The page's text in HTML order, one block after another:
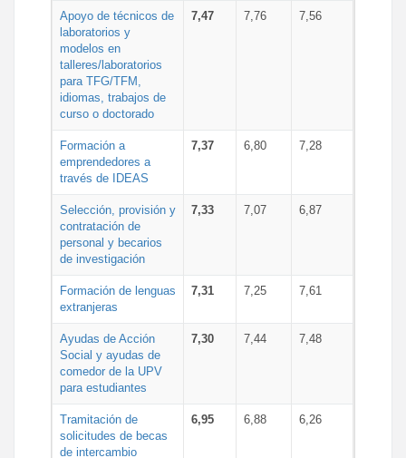
Apoyo de técnicos de
laboratorios y
modelos en
talleres/laboratorios
para TFG/TFM,
idiomas, trabajos de
curso o doctorado
7,47 7,76 7,56
Formación a
emprendedores a
través de IDEAS
7,37 6,80 7,28
Selección, provisión y
contratación de
personal y becarios
de investigación
7,33 7,07 6,87
Formación de lenguas
extranjeras
7,31 7,25 7,61
Ayudas de Acción
Social y ayudas de
comedor de la UPV
para estudiantes
7,30 7,44 7,48
Tramitación de
solicitudes de becas
de intercambio
6,95 6,88 6,26